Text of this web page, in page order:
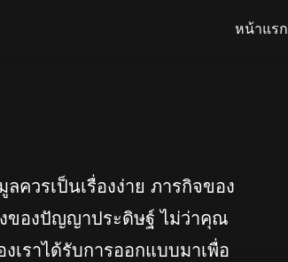
หน้าแรก
ควรเป็นเรื่องง่าย ภารกิจของ
งของปัญญาประดิษฐ์ ไม่ว่าคุณ
เราได้รับการออกแบบมาเพื่อ